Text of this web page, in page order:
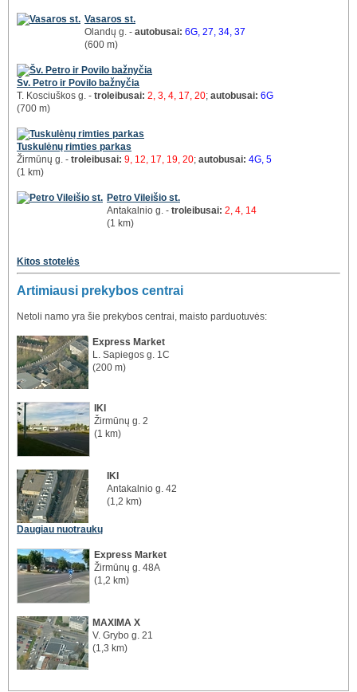
Vasaros st.
Olandų g. - autobusai: 6G, 27, 34, 37
(600 m)
Šv. Petro ir Povilo bažnyčia
T. Kosciuškos g. - troleibusai: 2, 3, 4, 17, 20; autobusai: 6G
(700 m)
Tuskulėnų rimties parkas
Žirmūnų g. - troleibusai: 9, 12, 17, 19, 20; autobusai: 4G, 5
(1 km)
Petro Vileišio st.
Antakalnio g. - troleibusai: 2, 4, 14
(1 km)
Kitos stotelės
Artimiausi prekybos centrai
Netoli namo yra šie prekybos centrai, maisto parduotuvės:
Express Market
L. Sapiegos g. 1C
(200 m)
IKI
Žirmūnų g. 2
(1 km)
Daugiau nuotraukų
IKI
Antakalnio g. 42
(1,2 km)
Express Market
Žirmūnų g. 48A
(1,2 km)
MAXIMA X
V. Grybo g. 21
(1,3 km)